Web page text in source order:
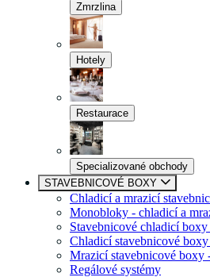
Zmrzlina
Hotely
Restaurace
Specializované obchody
STAVEBNICOVÉ BOXY
Chladicí a mrazicí
Monobloky - chladicí a
Stavebnicové chladicí boxy
Chladicí stavebnicové
Mrazicí stavebnicové boxy
Regálové systémy